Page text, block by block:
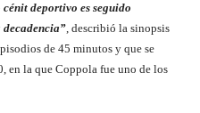
cénit deportivo es seguido
, describió la sinopsis
de 45 minutos y que se
en la que Coppola fue uno de los